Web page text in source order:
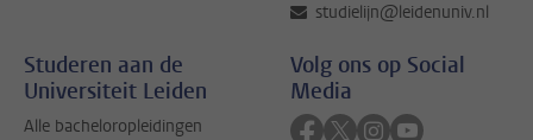
studielijn@leidenuniv.nl
Studeren aan de
Universiteit Leiden
Alle bacheloropleidingen
Volg ons op Social
Media
Volg ons op facebook
Volg ons op twitter
Volg ons op
Volg ons op